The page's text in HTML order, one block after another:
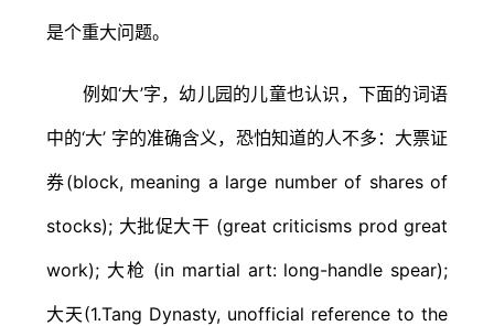
是个重大问题。
例如‘大’字，幼儿园的儿童也认识，下面的词语
中的‘大’ 字的准确含义，恐怕知道的人不多：大票证
券(block, meaning a large number of shares of
stocks); 大批促大干 (great criticisms prod great
work); 大枪 (in martial art: long-handle spear);
大天(1.Tang Dynasty, unofficial reference to the